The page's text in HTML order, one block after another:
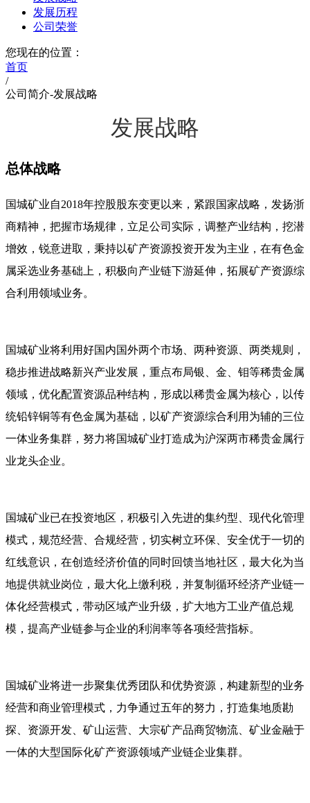
发展历程
公司荣誉
您现在的位置：
首页
/
公司简介-发展战略
发展战略
总体战略
国城矿业自2018年控股股东变更以来，紧跟国家战略，发扬浙
商精神，把握市场规律，立足公司实际，调整产业结构，挖潜
增效，锐意进取，秉持以矿产资源投资开发为主业，在有色金
属采选业务基础上，积极向产业链下游延伸，拓展矿产资源综
合利用领域业务。
国城矿业将利用好国内国外两个市场、两种资源、两类规则，
稳步推进战略新兴产业发展，重点布局银、金、钼等稀贵金属
领域，优化配置资源品种结构，形成以稀贵金属为核心，以传
统铅锌铜等有色金属为基础，以矿产资源综合利用为辅的三位
一体业务集群，努力将国城矿业打造成为沪深两市稀贵金属行
业龙头企业。
国城矿业已在投资地区，积极引入先进的集约型、现代化管理
模式，规范经营、合规经营，切实树立环保、安全优于一切的
红线意识，在创造经济价值的同时回馈当地社区，最大化为当
地提供就业岗位，最大化上缴利税，并复制循环经济产业链一
体化经营模式，带动区域产业升级，扩大地方工业产值总规
模，提高产业链参与企业的利润率等各项经营指标。
国城矿业将进一步聚集优秀团队和优势资源，构建新型的业务
经营和商业管理模式，力争通过五年的努力，打造集地质勘
探、资源开发、矿山运营、大宗矿产品商贸物流、矿业金融于
一体的大型国际化矿产资源领域产业链企业集群。